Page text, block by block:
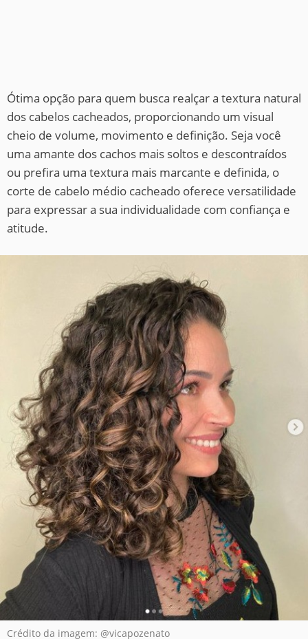
Ótima opção para quem busca realçar a textura natural
dos cabelos cacheados, proporcionando um visual
cheio de volume, movimento e definição. Seja você
uma amante dos cachos mais soltos e descontraídos
ou prefira uma textura mais marcante e definida, o
corte de cabelo médio cacheado oferece versatilidade
para expressar a sua individualidade com confiança e
atitude.
Crédito da imagem: @vicapozenato